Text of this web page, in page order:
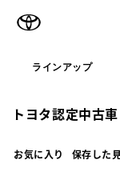
ラインアップ
トヨタ認定中古車
お気に入り 保存した